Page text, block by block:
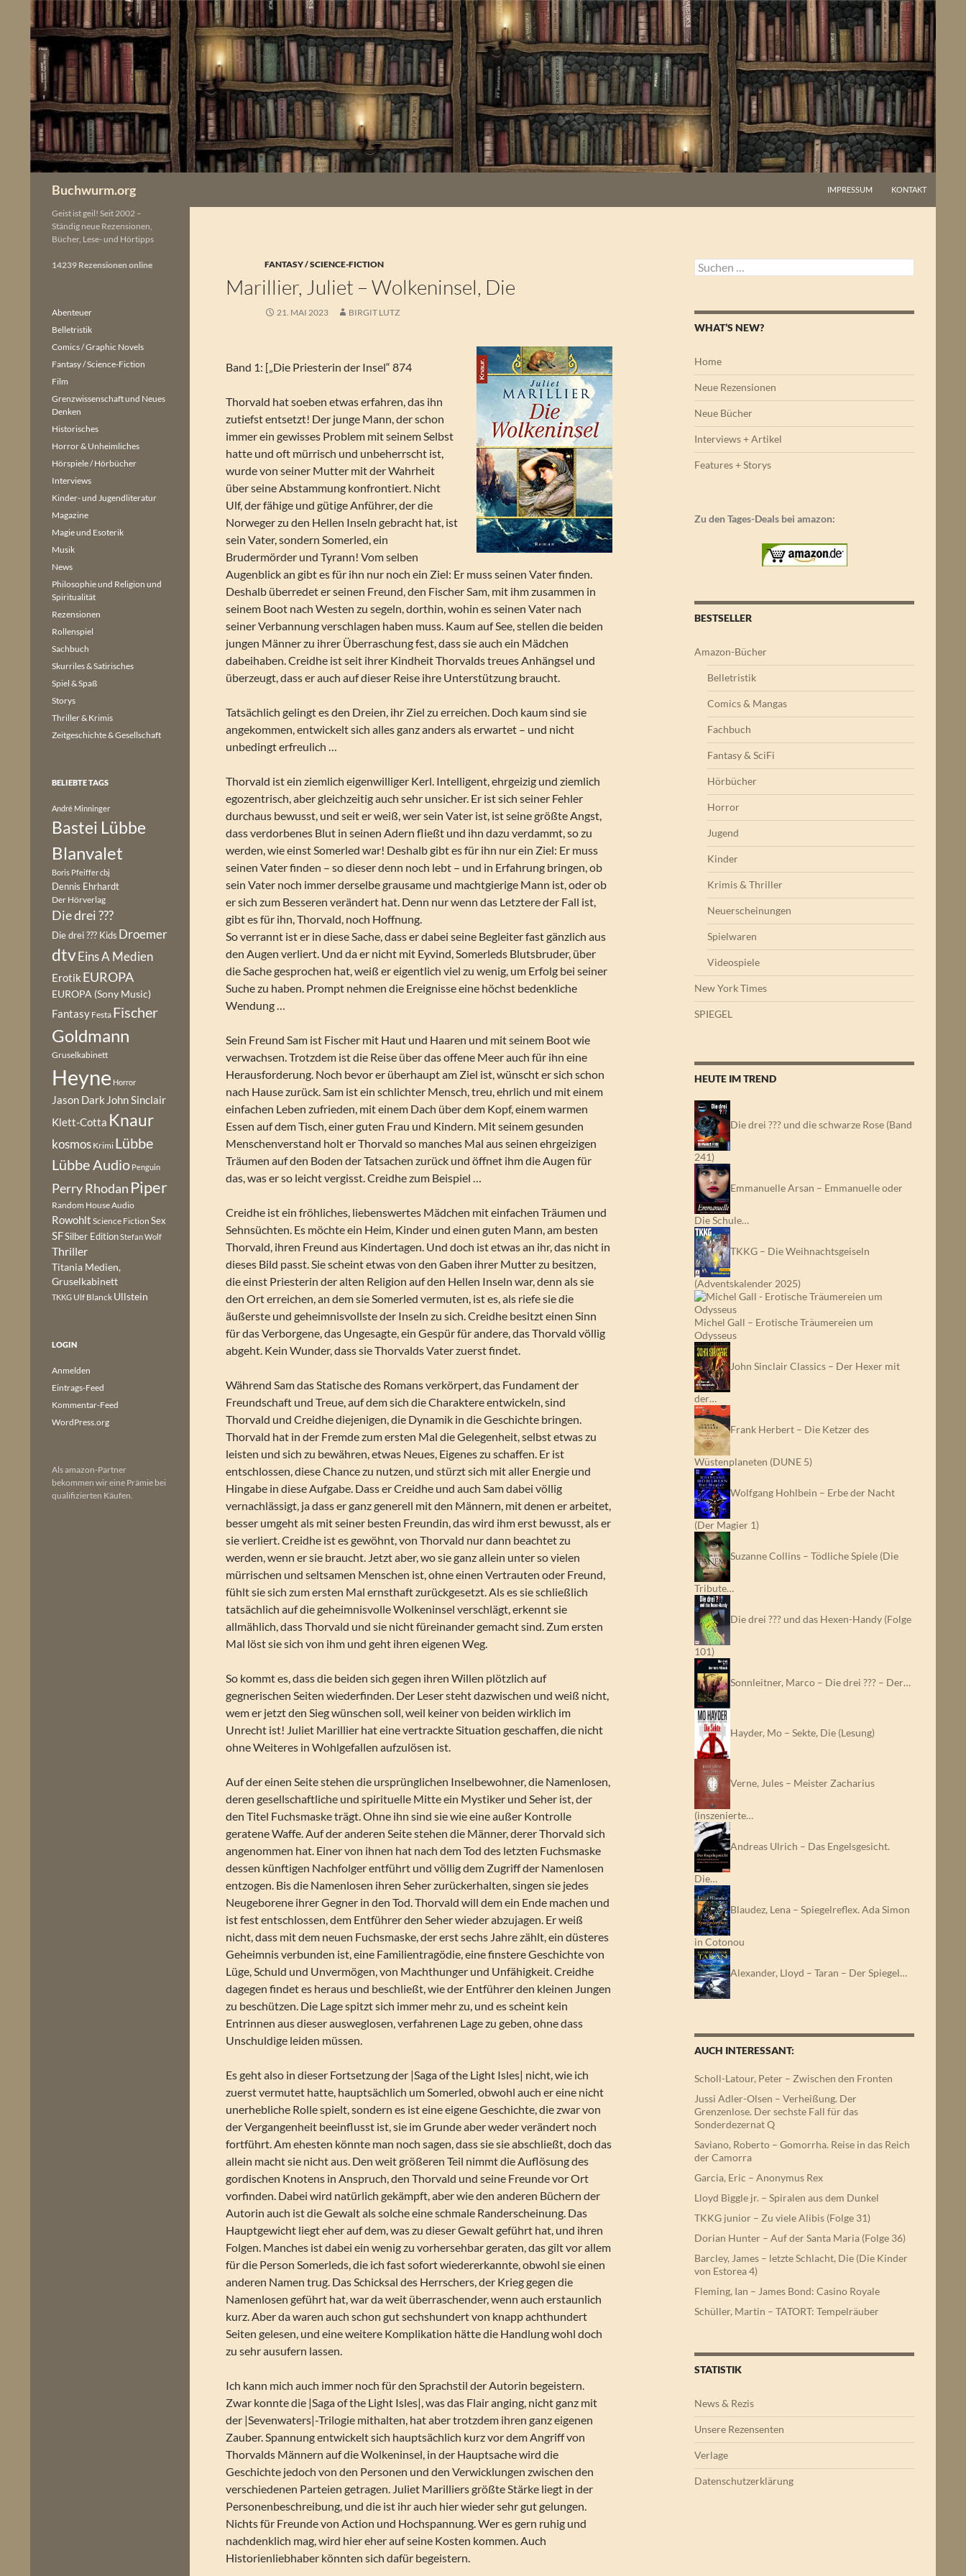
springen
Buchwurm.org IMPRESSUM KONTAKT
FANTASY / SCIENCE-FICTION
Marillier, Juliet – Wolkeninsel, Die
21. MAI 2023 BIRGIT LUTZ
Band 1: [„Die Priesterin der Insel“ 874
Thorvald hat soeben etwas erfahren, das ihn
zutiefst entsetzt! Der junge Mann, der schon
immer ein gewisses Problem mit seinem Selbst
hatte und oft mürrisch und unbeherrscht ist,
wurde von seiner Mutter mit der Wahrheit
über seine Abstammung konfrontiert. Nicht
Ulf, der fähige und gütige Anführer, der die
Norweger zu den Hellen Inseln gebracht hat, ist
sein Vater, sondern Somerled, ein
Brudermörder und Tyrann! Vom selben
Augenblick an gibt es für ihn nur noch ein Ziel: Er muss seinen Vater finden.
Deshalb überredet er seinen Freund, den Fischer Sam, mit ihm zusammen in
seinem Boot nach Westen zu segeln, dorthin, wohin es seinen Vater nach
seiner Verbannung verschlagen haben muss. Kaum auf See, stellen die beiden
jungen Männer zu ihrer Überraschung fest, dass sie auch ein Mädchen
dabeihaben. Creidhe ist seit ihrer Kindheit Thorvalds treues Anhängsel und
überzeugt, dass er auch auf dieser Reise ihre Unterstützung braucht.
Tatsächlich gelingt es den Dreien, ihr Ziel zu erreichen. Doch kaum sind sie
angekommen, entwickelt sich alles ganz anders als erwartet – und nicht
unbedingt erfreulich …
Thorvald ist ein ziemlich eigenwilliger Kerl. Intelligent, ehrgeizig und ziemlich
egozentrisch, aber gleichzeitig auch sehr unsicher. Er ist sich seiner Fehler
durchaus bewusst, und seit er weiß, wer sein Vater ist, ist seine größte Angst,
dass verdorbenes Blut in seinen Adern fließt und ihn dazu verdammt, so zu
werden, wie einst Somerled war! Deshalb gibt es für ihn nur ein Ziel: Er muss
seinen Vater finden – so dieser denn noch lebt – und in Erfahrung bringen, ob
sein Vater noch immer derselbe grausame und machtgierige Mann ist, oder ob
er sich zum Besseren verändert hat. Denn nur wenn das Letztere der Fall ist,
gibt es für ihn, Thorvald, noch Hoffnung.
So verrannt ist er in diese Sache, dass er dabei seine Begleiter fast gänzlich aus
den Augen verliert. Und da er nicht mit Eyvind, Somerleds Blutsbruder, über
die Sache gesprochen hat, weiß er eigentlich viel zu wenig, um Erfolg bei seiner
Suche zu haben. Prompt nehmen die Ereignisse eine höchst bedenkliche
Wendung …
Sein Freund Sam ist Fischer mit Haut und Haaren und mit seinem Boot wie
verwachsen. Trotzdem ist die Reise über das offene Meer auch für ihn eine
Herausforderung. Noch bevor er überhaupt am Ziel ist, wünscht er sich schon
nach Hause zurück. Sam ist ein schlichter Mensch, treu, ehrlich und mit einem
einfachen Leben zufrieden, mit einem Dach über dem Kopf, einem warmen
Essen auf dem Tisch, einer guten Frau und Kindern. Mit seinem gesunden
Menschenverstand holt er Thorvald so manches Mal aus seinen ehrgeizigen
Träumen auf den Boden der Tatsachen zurück und öffnet ihm die Augen für
das, was er so leicht vergisst. Creidhe zum Beispiel …
Creidhe ist ein fröhliches, liebenswertes Mädchen mit einfachen Träumen und
Sehnsüchten. Es möchte ein Heim, Kinder und einen guten Mann, am besten
Thorvald, ihren Freund aus Kindertagen. Und doch ist etwas an ihr, das nicht in
dieses Bild passt. Sie scheint etwas von den Gaben ihrer Mutter zu besitzen,
die einst Priesterin der alten Religion auf den Hellen Inseln war, denn als sie
den Ort erreichen, an dem sie Somerled vermuten, ist es, als riefe sie die
äußerste und geheimnisvollste der Inseln zu sich. Creidhe besitzt einen Sinn
für das Verborgene, das Ungesagte, ein Gespür für andere, das Thorvald völlig
abgeht. Kein Wunder, dass sie Thorvalds Vater zuerst findet.
Während Sam das Statische des Romans verkörpert, das Fundament der
Freundschaft und Treue, auf dem sich die Charaktere entwickeln, sind
Thorvald und Creidhe diejenigen, die Dynamik in die Geschichte bringen.
Thorvald hat in der Fremde zum ersten Mal die Gelegenheit, selbst etwas zu
leisten und sich zu bewähren, etwas Neues, Eigenes zu schaffen. Er ist
entschlossen, diese Chance zu nutzen, und stürzt sich mit aller Energie und
Hingabe in diese Aufgabe. Dass er Creidhe und auch Sam dabei völlig
vernachlässigt, ja dass er ganz generell mit den Männern, mit denen er arbeitet,
besser umgeht als mit seiner besten Freundin, das wird ihm erst bewusst, als er
sie verliert. Creidhe ist es gewöhnt, von Thorvald nur dann beachtet zu
werden, wenn er sie braucht. Jetzt aber, wo sie ganz allein unter so vielen
mürrischen und seltsamen Menschen ist, ohne einen Vertrauten oder Freund,
fühlt sie sich zum ersten Mal ernsthaft zurückgesetzt. Als es sie schließlich
tatsächlich auf die geheimnisvolle Wolkeninsel verschlägt, erkennt sie
allmählich, dass Thorvald und sie nicht füreinander gemacht sind. Zum ersten
Mal löst sie sich von ihm und geht ihren eigenen Weg.
So kommt es, dass die beiden sich gegen ihren Willen plötzlich auf
gegnerischen Seiten wiederfinden. Der Leser steht dazwischen und weiß nicht,
wem er jetzt den Sieg wünschen soll, weil keiner von beiden wirklich im
Unrecht ist! Juliet Marillier hat eine vertrackte Situation geschaffen, die nicht
ohne Weiteres in Wohlgefallen aufzulösen ist.
Auf der einen Seite stehen die ursprünglichen Inselbewohner, die Namenlosen,
deren gesellschaftliche und spirituelle Mitte ein Mystiker und Seher ist, der
den Titel Fuchsmaske trägt. Ohne ihn sind sie wie eine außer Kontrolle
geratene Waffe. Auf der anderen Seite stehen die Männer, derer Thorvald sich
angenommen hat. Einer von ihnen hat nach dem Tod des letzten Fuchsmaske
dessen künftigen Nachfolger entführt und völlig dem Zugriff der Namenlosen
entzogen. Bis die Namenlosen ihren Seher zurückerhalten, singen sie jedes
Neugeborene ihrer Gegner in den Tod. Thorvald will dem ein Ende machen und
ist fest entschlossen, dem Entführer den Seher wieder abzujagen. Er weiß
nicht, dass mit dem neuen Fuchsmaske, der erst sechs Jahre zählt, ein düsteres
Geheimnis verbunden ist, eine Familientragödie, eine finstere Geschichte von
Lüge, Schuld und Unvermögen, von Machthunger und Unfähigkeit. Creidhe
dagegen findet es heraus und beschließt, wie der Entführer den kleinen Jungen
zu beschützen. Die Lage spitzt sich immer mehr zu, und es scheint kein
Entrinnen aus dieser ausweglosen, verfahrenen Lage zu geben, ohne dass
Unschuldige leiden müssen.
Es geht also in dieser Fortsetzung der |Saga of the Light Isles| nicht, wie ich
zuerst vermutet hatte, hauptsächlich um Somerled, obwohl auch er eine nicht
unerhebliche Rolle spielt, sondern es ist eine eigene Geschichte, die zwar von
der Vergangenheit beeinflusst ist, sie im Grunde aber weder verändert noch
fortführt. Am ehesten könnte man noch sagen, dass sie sie abschließt, doch das
allein macht sie nicht aus. Den weit größeren Teil nimmt die Auflösung des
gordischen Knotens in Anspruch, den Thorvald und seine Freunde vor Ort
vorfinden. Dabei wird natürlich gekämpft, aber wie den anderen Büchern der
Autorin auch ist die Gewalt als solche eine schmale Randerscheinung. Das
Hauptgewicht liegt eher auf dem, was zu dieser Gewalt geführt hat, und ihren
Folgen. Manches ist dabei ein wenig zu vorhersehbar geraten, das gilt vor allem
für die Person Somerleds, die ich fast sofort wiedererkannte, obwohl sie einen
anderen Namen trug. Das Schicksal des Herrschers, der Krieg gegen die
Namenlosen geführt hat, war da weit überraschender, wenn auch erstaunlich
kurz. Aber da waren auch schon gut sechshundert von knapp achthundert
Seiten gelesen, und eine weitere Komplikation hätte die Handlung wohl doch
zu sehr ausufern lassen.
Ich kann mich auch immer noch für den Sprachstil der Autorin begeistern.
Zwar konnte die |Saga of the Light Isles|, was das Flair anging, nicht ganz mit
der |Sevenwaters|-Trilogie mithalten, hat aber trotzdem ihren ganz eigenen
Zauber. Spannung entwickelt sich hauptsächlich kurz vor dem Angriff von
Thorvalds Männern auf die Wolkeninsel, in der Hauptsache wird die
Geschichte jedoch von den Personen und den Verwicklungen zwischen den
verschiedenen Parteien getragen. Juliet Marilliers größte Stärke liegt in der
Personenbeschreibung, und die ist ihr auch hier wieder sehr gut gelungen.
Nichts für Freunde von Action und Hochspannung. Wer es gern ruhig und
nachdenklich mag, wird hier eher auf seine Kosten kommen. Auch
Historienliebhaber könnten sich dafür begeistern.
Suchen
nach:
WHAT’S NEW?
Home
Neue Rezensionen
Neue Bücher
Interviews + Artikel
Features + Storys
Zu den Tages-Deals bei amazon:
BESTSELLER
Amazon-Bücher
Belletristik
Comics & Mangas
Fachbuch
Fantasy & SciFi
Hörbücher
Horror
Jugend
Kinder
Krimis & Thriller
Neuerscheinungen
Spielwaren
Videospiele
New York Times
SPIEGEL
HEUTE IM TREND
Die drei ??? und die schwarze Rose (Band
241)
Emmanuelle Arsan – Emmanuelle oder
Die Schule…
TKKG – Die Weihnachtsgeiseln
(Adventskalender 2025)
Michel Gall – Erotische Träumereien um
Odysseus
John Sinclair Classics – Der Hexer mit
der…
Frank Herbert – Die Ketzer des
Wüstenplaneten (DUNE 5)
Wolfgang Hohlbein – Erbe der Nacht
(Der Magier 1)
Suzanne Collins – Tödliche Spiele (Die
Tribute…
Die drei ??? und das Hexen-Handy (Folge
101)
Sonnleitner, Marco – Die drei ??? – Der…
Hayder, Mo – Sekte, Die (Lesung)
Verne, Jules – Meister Zacharius
(inszenierte…
Andreas Ulrich – Das Engelsgesicht.
Die…
Blaudez, Lena – Spiegelreflex. Ada Simon
in Cotonou
Alexander, Lloyd – Taran – Der Spiegel…
AUCH INTERESSANT:
Scholl-Latour, Peter – Zwischen den Fronten
Jussi Adler-Olsen – Verheißung. Der
Grenzenlose. Der sechste Fall für das
Sonderdezernat Q
Saviano, Roberto – Gomorrha. Reise in das Reich
der Camorra
Garcia, Eric – Anonymus Rex
Lloyd Biggle jr. – Spiralen aus dem Dunkel
TKKG junior – Zu viele Alibis (Folge 31)
Dorian Hunter – Auf der Santa Maria (Folge 36)
Barcley, James – letzte Schlacht, Die (Die Kinder
von Estorea 4)
Fleming, Ian – James Bond: Casino Royale
Schüller, Martin – TATORT: Tempelräuber
STATISTIK
News & Rezis
Unsere Rezensenten
Verlage
Datenschutzerklärung
Geist ist geil! Seit 2002 –
Ständig neue Rezensionen,
Bücher, Lese- und Hörtipps
14239 Rezensionen online
Abenteuer
Belletristik
Comics / Graphic Novels
Fantasy / Science-Fiction
Film
Grenzwissenschaft und Neues
Denken
Historisches
Horror & Unheimliches
Hörspiele / Hörbücher
Interviews
Kinder- und Jugendliteratur
Magazine
Magie und Esoterik
Musik
News
Philosophie und Religion und
Spiritualität
Rezensionen
Rollenspiel
Sachbuch
Skurriles & Satirisches
Spiel & Spaß
Storys
Thriller & Krimis
Zeitgeschichte & Gesellschaft
BELIEBTE TAGS
André Minninger
Bastei Lübbe
Blanvalet
Boris Pfeiffercbj
Dennis Ehrhardt
Der Hörverlag
Die drei ???
Die drei ??? Kids Droemer
dtvEins A Medien
Erotik EUROPA
EUROPA (Sony Music)
Fantasy Festa Fischer
Goldmann
Gruselkabinett
Heyne Horror
Jason Dark John Sinclair
Klett-Cotta Knaur
kosmos Krimi Lübbe
Lübbe Audio Penguin
Perry Rhodan Piper
Random House Audio
Rowohlt Science Fiction Sex
SFSilber EditionStefan Wolf
Thriller
Titania Medien,
Gruselkabinett
TKKG Ulf Blanck Ullstein
LOGIN
Anmelden
Eintrags-Feed
Kommentar-Feed
WordPress.org
Als amazon-Partner
bekommen wir eine Prämie bei
qualifizierten Käufen.